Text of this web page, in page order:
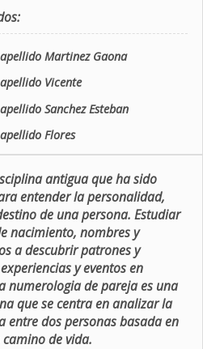
Martinez Gaona
Vicente
Sanchez Esteban
Flores
antigua que ha sido
entender la personalidad,
de una persona. Estudiar
nacimiento, nombres y
a descubrir patrones y
y eventos en
numerologia de pareja es una
que se centra en analizar la
dos personas basada en
de vida.